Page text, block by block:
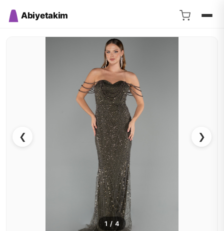
Abiyetakim
❮ ❯
1 / 4